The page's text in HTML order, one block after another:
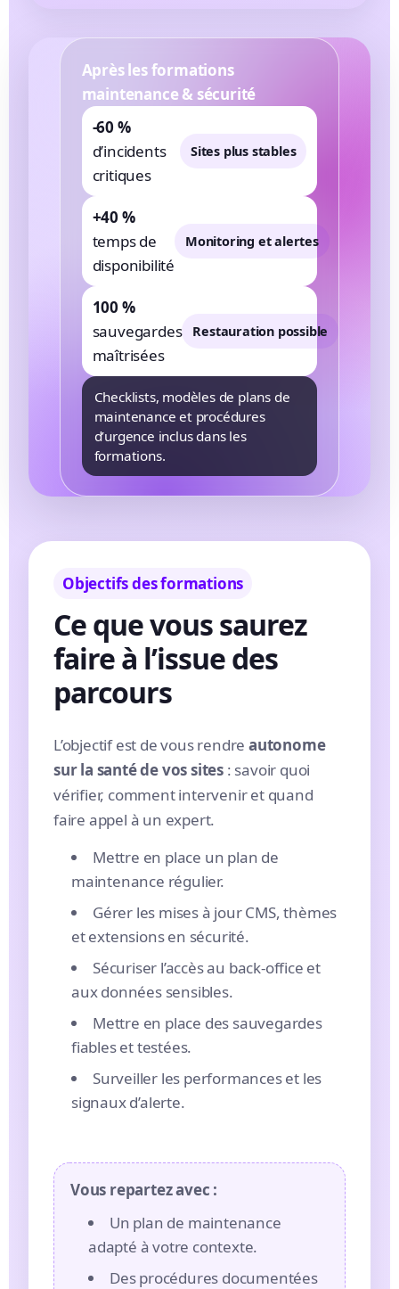
Après les formations
maintenance & sécurité
-60 %
d’incidents
critiques
Sites plus stables
+40 %
temps de
disponibilité
Monitoring et alertes
100 %
sauvegardes
maîtrisées
Restauration possible
Checklists, modèles de plans de
maintenance et procédures
d’urgence inclus dans les
formations.
Objectifs des formations
Ce que vous saurez
faire à l’issue des
parcours
L’objectif est de vous rendre autonome
sur la santé de vos sites : savoir quoi
vérifier, comment intervenir et quand
faire appel à un expert.
Mettre en place un plan de
maintenance régulier.
Gérer les mises à jour CMS, thèmes
et extensions en sécurité.
Sécuriser l’accès au back-office et
aux données sensibles.
Mettre en place des sauvegardes
fiables et testées.
Surveiller les performances et les
signaux d’alerte.
Vous repartez avec :
Un plan de maintenance
adapté à votre contexte.
Des procédures documentées